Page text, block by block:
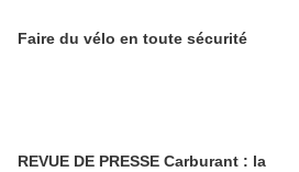
Faire du vélo en toute sécurité
REVUE DE PRESSE Carburant : la